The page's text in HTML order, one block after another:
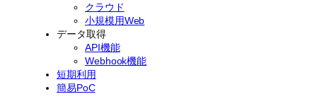
クラウド
小規模用Web
データ取得
API機能
Webhook機能
短期利用
簡易PoC